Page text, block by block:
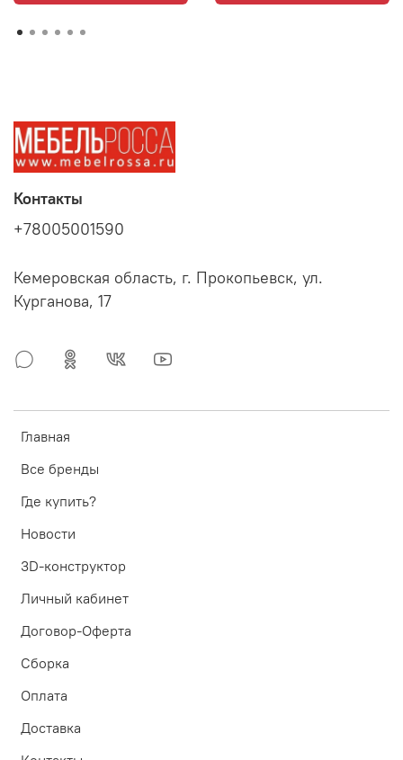
Главная
Все бренды
Где купить?
Новости
3D-конструктор
Личный кабинет
Договор-Оферта
Сборка
Оплата
Доставка
Контакты
+78005001590
Кемеровская область, г. Прокопьевск, ул.
Курганова, 17